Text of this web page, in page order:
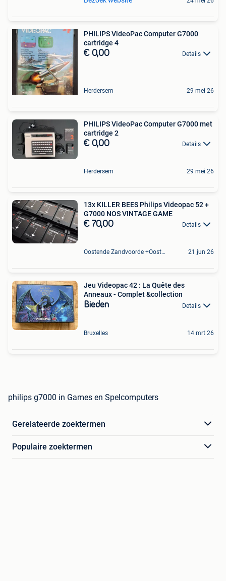
PHILIPS VideoPac Computer G7000
cartridge 4
€ 0,00 Details
Herdersem 29 mei 26
PHILIPS VideoPac Computer G7000 met
cartridge 2
€ 0,00 Details
Herdersem 29 mei 26
13x KILLER BEES Philips Videopac 52 +
G7000 NOS VINTAGE GAME
€ 70,00 Details
Oostende Zandvoorde +Oostende 21 jun 26
Jeu Videopac 42 : La Quête des
Anneaux - Complet &collection
Bieden Details
Bruxelles 14 mrt 26
philips g7000 in Games en Spelcomputers
Gerelateerde zoektermen
Populaire zoektermen